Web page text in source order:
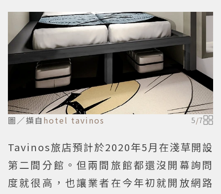
圖／擷自 hotel tavinos 5/7
Tavinos旅店預計於2020年5月在淺草開設
第二間分館。但兩間旅館都還沒開幕詢問
度就很高，也讓業者在今年初就開放網路